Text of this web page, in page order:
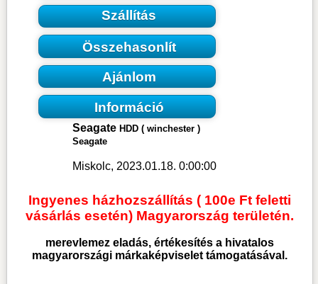
Szállítás
Összehasonlít
Ajánlom
Információ
Seagate HDD ( winchester )
Seagate
Miskolc, 2023.01.18. 0:00:00
Ingyenes házhozszállítás ( 100e Ft feletti
vásárlás esetén) Magyarország területén.
merevlemezeladás, értékesítés a hivatalos
magyarországi márkaképviselet támogatásával.